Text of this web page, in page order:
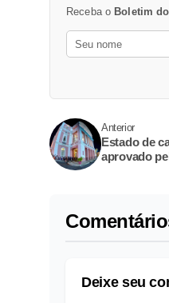
Receba o Boletim
Anterior
Estado de
aprovado
Deixe seu